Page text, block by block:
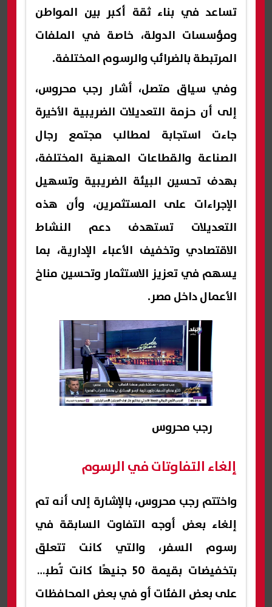
تساعد في بناء ثقة أكبر بين المواطن
ومؤسسات الدولة، خاصة في الملفات
المرتبطة بالضرائب والرسوم المختلفة.
وفي سياق متصل، أشار رجب محروس،
إلى أن حزمة التعديلات الضريبية الأخيرة
جاءت استجابة لمطالب مجتمع رجال
الصناعة والقطاعات المهنية المختلفة،
بهدف تحسين البيئة الضريبية وتسهيل
الإجراءات على المستثمرين، وأن هذه
التعديلات تستهدف دعم النشاط
الاقتصادي وتخفيف الأعباء الإدارية، بما
يسهم في تعزيز الاستثمار وتحسين مناخ
الأعمال داخل مصر.
رجب محروس
إلغاء التفاوتات في الرسوم
واختتم رجب محروس، بالإشارة إلى أنه تم
إلغاء بعض أوجه التفاوت السابقة في
رسوم السفر، والتي كانت تتعلق
بتخفيضات بقيمة 50 جنيهًا كانت تُطبق
على بعض الفئات أو في بعض المحافظات